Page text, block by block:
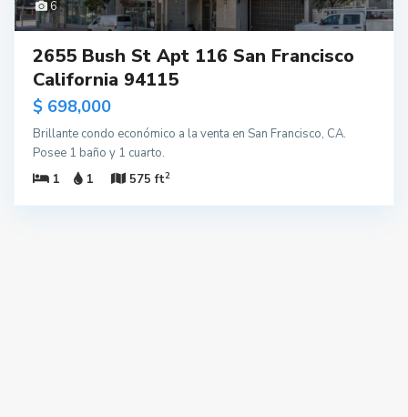
6
2655 Bush St Apt 116 San Francisco
California 94115
$ 698,000
Brillante condo económico a la venta en San Francisco, CA.
Posee 1 baño y 1 cuarto.
1
1 575 ft2